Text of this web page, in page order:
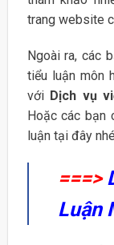
trang website
Ngoài ra, các
tiểu luận môn
vớiDịch vụ
Hoặc các bạn
luận tại đây
===>
Luận